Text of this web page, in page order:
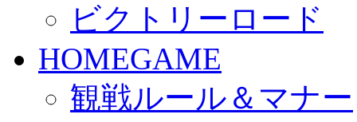
ビクトリーロード
HOMEGAME
観戦ルール＆マナー